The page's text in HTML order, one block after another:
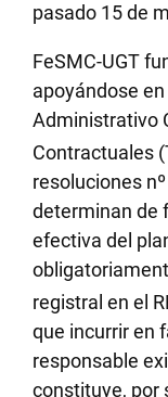
pasado 15 de
FeSMC-UGT
apoyándose
Administrativo
Contractuales
resoluciones
determinan de
efectiva del
registral en el
que incurrir en
responsable
constituye, por